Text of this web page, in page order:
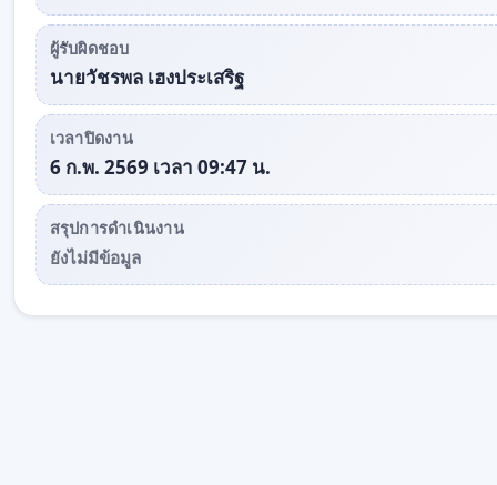
ผู้รับผิดชอบ
นายวัชรพล เฮงประเสริฐ
เวลาปิดงาน
6 ก.พ. 2569 เวลา 09:47 น.
สรุปการดำเนินงาน
ยังไม่มีข้อมูล